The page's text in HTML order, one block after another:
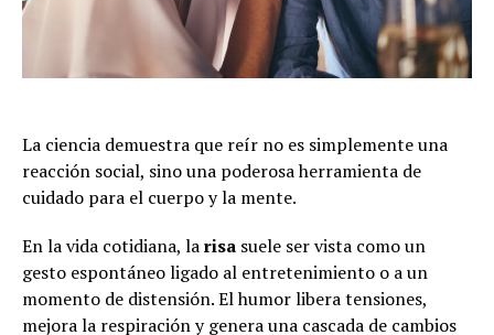
La ciencia demuestra que reír no es simplemente una
reacción social, sino una poderosa herramienta de
cuidado para el cuerpo y la mente.
En la vida cotidiana, larisa suele ser vista como un
gesto espontáneo ligado al entretenimiento o a un
momento de distensión. El humor libera tensiones,
mejora la respiración y genera una cascada de cambios